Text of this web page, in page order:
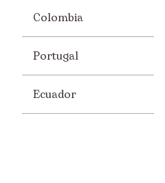
Colombia
Portugal
Ecuador